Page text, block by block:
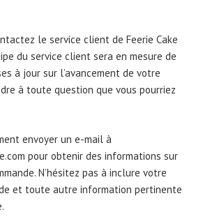
le service client de Feerie Cake
du service client sera en mesure de
à jour sur l’avancement de votre
à toute question que vous pourriez
envoyer un e-mail à
pour obtenir des informations sur
N’hésitez pas à inclure votre
et toute autre information pertinente